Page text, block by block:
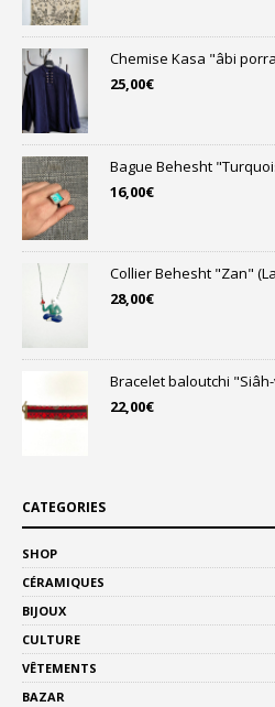
Chemise Kasa "âbi
25,00€
Bague Behesht
16,00€
Collier Behesht "Zan"
28,00€
Bracelet baloutchi
22,00€
CATEGORIES
SHOP
CÉRAMIQUES
BIJOUX
CULTURE
VÊTEMENTS
BAZAR